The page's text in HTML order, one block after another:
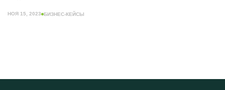
НОЯ 15, 2023 БИЗНЕС-КЕЙСЫ